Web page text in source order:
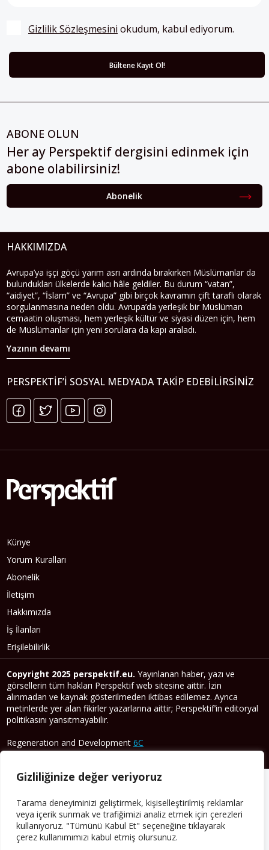
Gizliliğinize değer veriyoruz
Tarama deneyiminizi geliştirmek, kişiselleştirilmiş reklamlar
veya içerik sunmak ve trafiğimizi analiz etmek için çerezleri
kullanıyoruz. "Tümünü Kabul Et" seçeneğine tıklayarak
çerez kullanımımızı kabul etmiş olursunuz.
Gizlilik Sözleşmesini okudum, kabul ediyorum.
ABONE OLUN
Her ay Perspektif dergisini edinmek için
abone olabilirsiniz!
Abonelik
HAKKIMIZDA
Avrupa’ya işçi göçü yarım asrı ardında bırakırken Müslümanlar da
bulundukları ülkelerde kalıcı hâle geldiler. Bu durum “vatan”,
“aidiyet”, “İslam” ve “Avrupa” gibi birçok kavramın çift taraflı olarak
sorgulanmasına neden oldu. Avrupa’da yerleşik bir Müslüman
cemaatin oluşması, hem yerleşik kültür ve siyasi düzen için, hem
de Müslümanlar için yeni sorulara da kapı araladı.
Yazının devamı
PERSPEKTIF’I SOSYAL MEDYADA TAKIP EDEBILIRSINIZ
Künye
Yorum Kuralları
Abonelik
İletişim
Hakkımızda
İş İlanları
Erişilebilirlik
Copyright 2025 perspektif.eu. Yayınlanan haber, yazı ve
görsellerin tüm hakları Perspektif web sitesine aittir. İzin
alınmadan ve kaynak gösterilmeden iktibas edilemez. Ayrıca
metinlerde yer alan fikirler yazarlarına aittir; Perspektif’in editoryal
politikasını yansıtmayabilir.
Regeneration and Development 6C